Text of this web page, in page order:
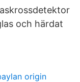
och härdat
origin